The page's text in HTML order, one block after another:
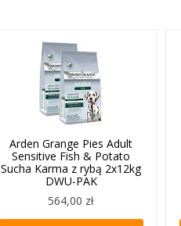
Arden Grange Pies Adult
Sensitive Fish & Potato
Sucha Karma z rybą 2x12kg
DWU-PAK
564,00 zł